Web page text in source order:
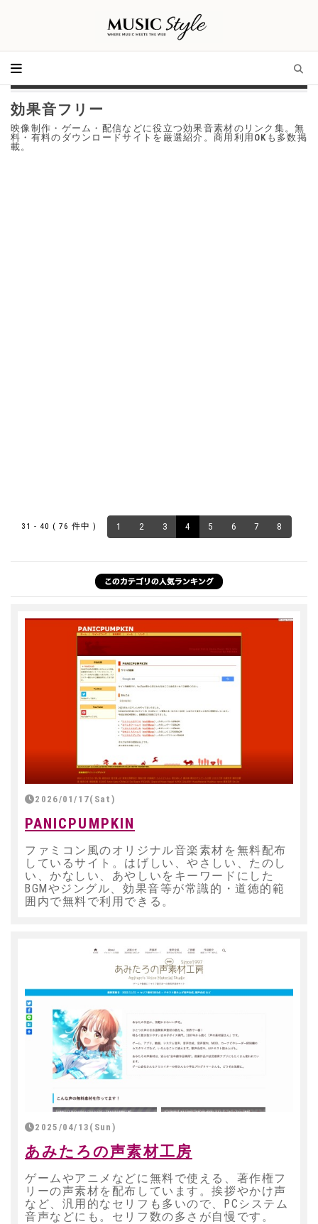
効果音フリー
映像制作・ゲーム・配信などに役立つ効果音素材のリンク集。無
料・有料のダウンロードサイトを厳選紹介。商用利用OKも多数掲
載。
31 - 40 ( 76 件中 ) 1 2 3 4 5 6 7 8
2026/01/17(Sat)
PANICPUMPKIN
ファミコン風のオリジナル音楽素材を無料配布
しているサイト。はげしい、やさしい、たのし
い、かなしい、あやしいをキーワードにした
BGMやジングル、効果音等が常識的・道徳的範
囲内で無料で利用できる。
2025/04/13(Sun)
あみたろの声素材工房
ゲームやアニメなどに無料で使える、著作権フ
リーの声素材を配布しています。挨拶やかけ声
など、汎用的なセリフも多いので、PCシステム
音声などにも。セリフ数の多さが自慢です。